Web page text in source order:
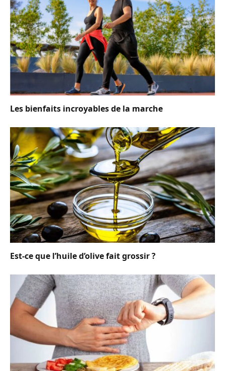
Les bienfaits incroyables de la marche
Est-ce que l’huile d’olive fait grossir ?